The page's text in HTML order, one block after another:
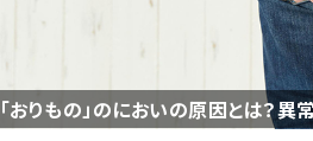
「おりもの」のにおいの原因とは？